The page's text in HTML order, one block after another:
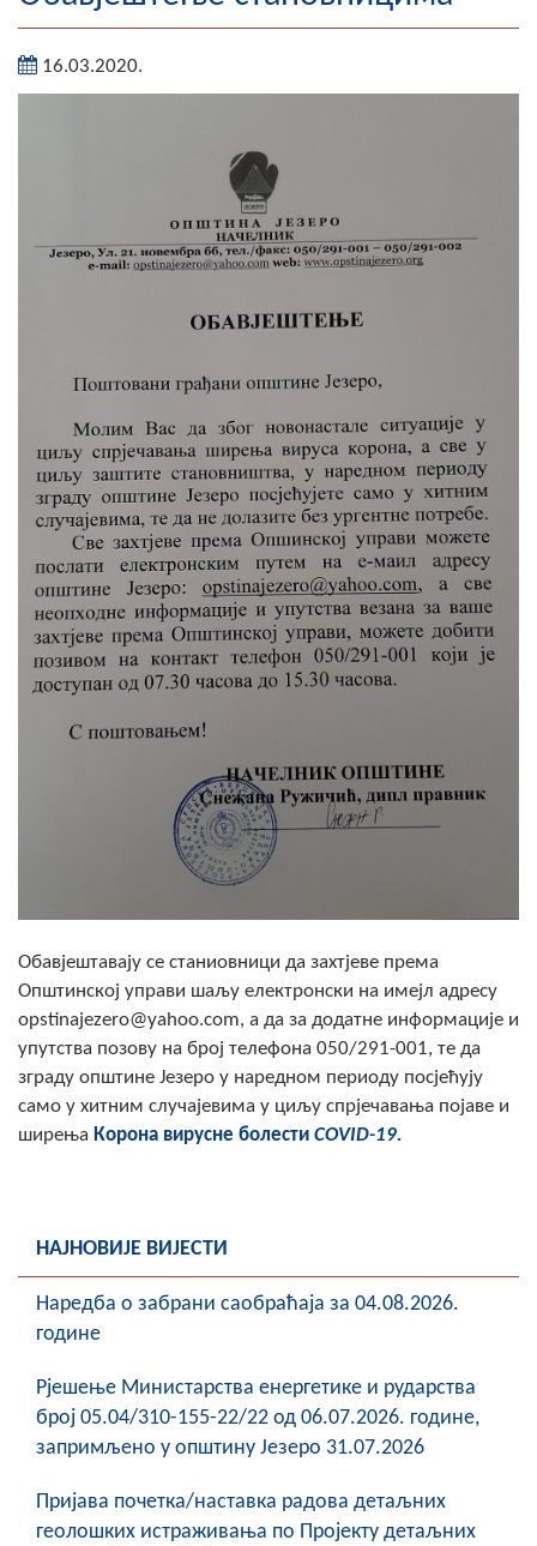
Географија
Насељена мјеста
НАЧЕЛНИК
СКУПШТИНА
Статут Општине
Скупштинско вијеће општине језеро
Састав Скупштине
Службени Гласници
ОПШТИНСКА УПРАВА
ИНФО
Обавјештења
Заштита од пожара
COVID 19
Геоистраживања
ПРИВРЕДА
Пољопривреда
Спорт
КОНТАКТ
16.03.2020.
Обавјештавају се станиовници да захтјеве према
Општинској управи шаљу електронски на имејл адресу
opstinajezero@yahoo.com, а да за додатне информације и
упутства позову на број телефона 050/291-001, те да
зграду општине Језеро у наредном периоду посјећују
само у хитним случајевима у циљу спрјечавања појаве и
ширења Корона вирусне болести COVID-19.
НАЈНОВИЈЕ ВИЈЕСТИ
Наредба о забрани саобраћаја за 04.08.2026.
године
Рјешење Министарства енергетике и рударства
број 05.04/310-155-22/22 од 06.07.2026. године,
запримљено у општину Језеро 31.07.2026
Пријава почетка/наставка радова детаљних
геолошких истраживања по Пројекту детаљних